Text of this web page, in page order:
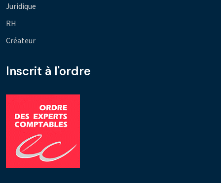
Juridique
RH
Créateur
Inscrit à l'ordre